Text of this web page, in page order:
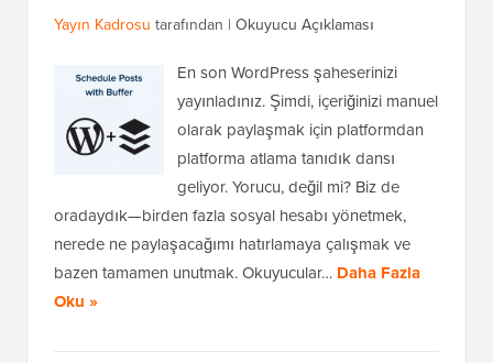
Yayın Kadrosu tarafından | Okuyucu Açıklaması
En son WordPress şaheserinizi
yayınladınız. Şimdi, içeriğinizi manuel
olarak paylaşmak için platformdan
platforma atlama tanıdık dansı
geliyor. Yorucu, değil mi? Biz de
oradaydık—birden fazla sosyal hesabı yönetmek,
nerede ne paylaşacağımı hatırlamaya çalışmak ve
bazen tamamen unutmak. Okuyucular… Daha Fazla
Oku »